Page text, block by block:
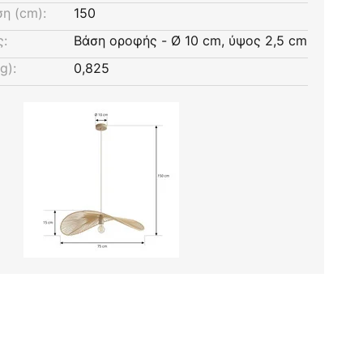
(cm):
150
Βάση οροφής - Ø 10 cm, ύψος 2,5 cm
0,825